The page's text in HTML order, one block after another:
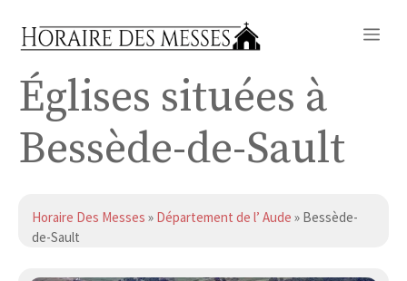
Églises situées à
Bessède-de-Sault
Horaire Des Messes » Département de l’ Aude » Bessède-
de-Sault